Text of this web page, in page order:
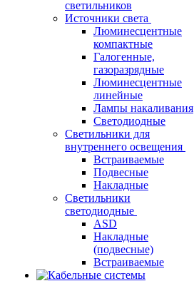
светильников
Источники света
Люминесцентные
компактные
Галогенные,
газоразрядные
Люминесцентные
линейные
Лампы накаливания
Светодиодные
Светильники для
внутреннего освещения
Встраиваемые
Подвесные
Накладные
Светильники
светодиодные
ASD
Накладные
(подвесные)
Встраиваемые